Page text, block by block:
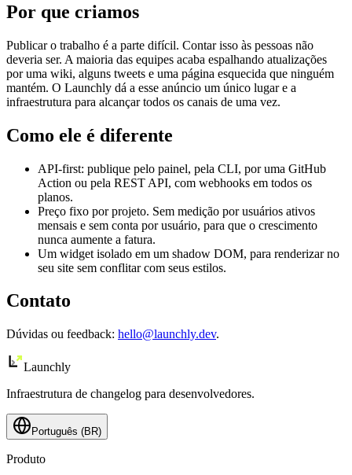
Por que criamos
Publicar o trabalho é a parte difícil. Contar isso às pessoas não
deveria ser. A maioria das equipes acaba espalhando atualizações
por uma wiki, alguns tweets e uma página esquecida que ninguém
mantém. O Launchly dá a esse anúncio um único lugar e a
infraestrutura para alcançar todos os canais de uma vez.
Como ele é diferente
API-first: publique pelo painel, pela CLI, por uma GitHub
Action ou pela REST API, com webhooks em todos os
planos.
Preço fixo por projeto. Sem medição por usuários ativos
mensais e sem conta por usuário, para que o crescimento
nunca aumente a fatura.
Um widget isolado em um shadow DOM, para renderizar no
seu site sem conflitar com seus estilos.
Contato
Dúvidas ou feedback: hello@launchly.dev.
Launchly
Infraestrutura de changelog para desenvolvedores.
Português (BR)
Produto